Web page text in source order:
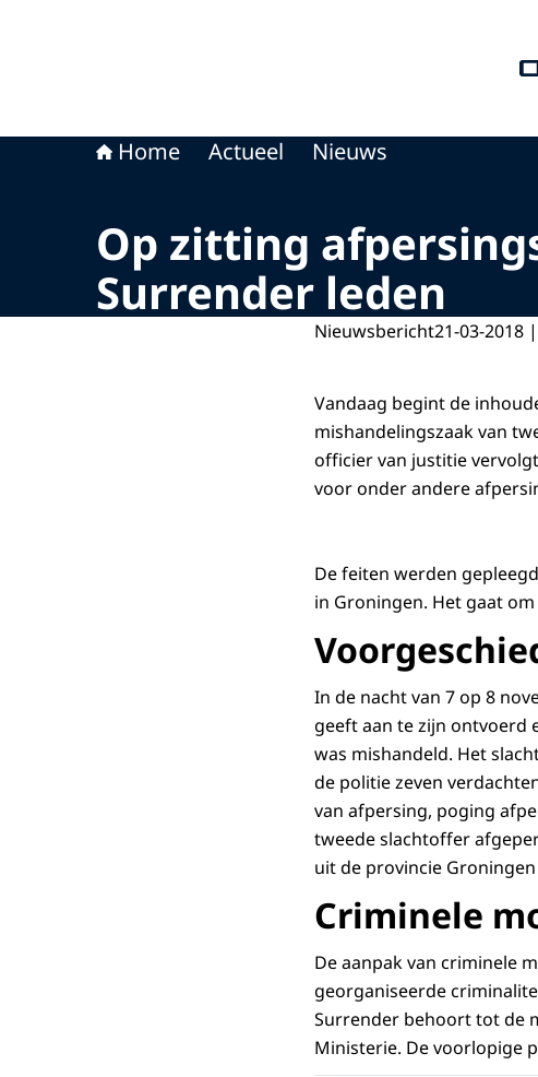
Home Actueel Nieuws
Op zitting
Surrender leden
Nieuwsbericht21-03-2018
Vandaag begint de
mishandelingszaak van
officier van justitie
voor onder andere
De feiten werden
in Groningen. Het gaat
In de nacht van 7 op 8
geeft aan te zijn ontvoerd
was mishandeld. Het
de politie zeven
van afpersing, poging
tweede slachtoffer
uit de provincie
Criminele
De aanpak van criminele
georganiseerde
Surrender behoort tot de
Ministerie. De voorlopige